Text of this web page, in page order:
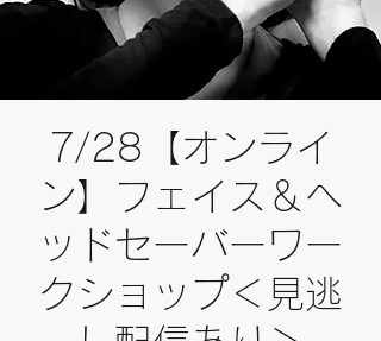
7/28【オンライ
ン】フェイス＆ヘ
ッドセーバーワー
クショップ＜見逃